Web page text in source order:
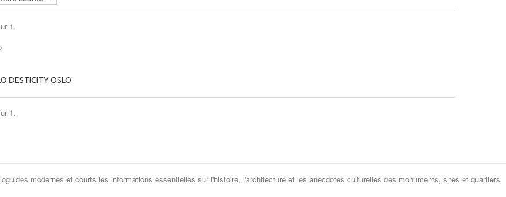
1.
DESTICITY OSLO
1.
modernes et courts les informations essentielles sur l'histoire, l'architecture et les anecdotes culturelles des monuments, sites et quartiers